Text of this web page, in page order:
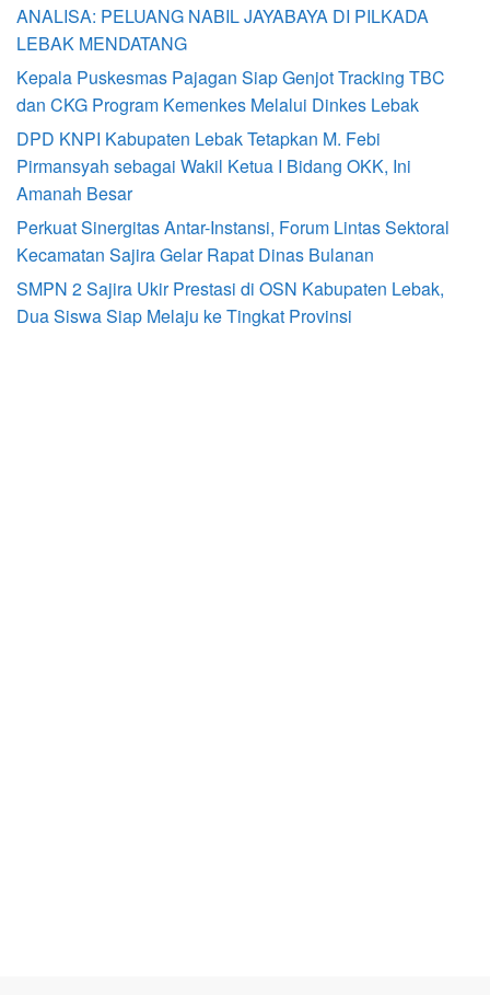
ANALISA: PELUANG NABIL JAYABAYA DI PILKADA
LEBAK MENDATANG
Kepala Puskesmas Pajagan Siap Genjot Tracking TBC
dan CKG Program Kemenkes Melalui Dinkes Lebak
DPD KNPI Kabupaten Lebak Tetapkan M. Febi
Pirmansyah sebagai Wakil Ketua I Bidang OKK, Ini
Amanah Besar
Perkuat Sinergitas Antar-Instansi, Forum Lintas Sektoral
Kecamatan Sajira Gelar Rapat Dinas Bulanan
SMPN 2 Sajira Ukir Prestasi di OSN Kabupaten Lebak,
Dua Siswa Siap Melaju ke Tingkat Provinsi